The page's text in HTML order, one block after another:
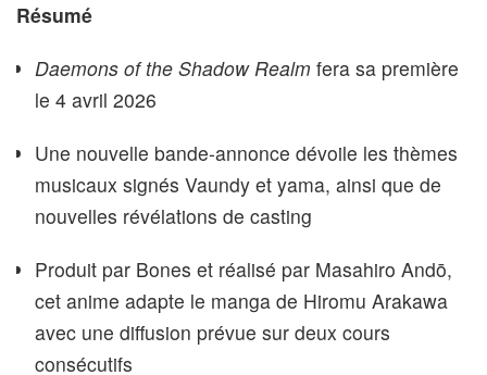
Résumé
Daemons of the Shadow Realm fera sa première
le 4 avril 2026
Une nouvelle bande-annonce dévoile les thèmes
musicaux signés Vaundy et yama, ainsi que de
nouvelles révélations de casting
Produit par Bones et réalisé par Masahiro Andō,
cet anime adapte le manga de Hiromu Arakawa
avec une diffusion prévue sur deux cours
consécutifs